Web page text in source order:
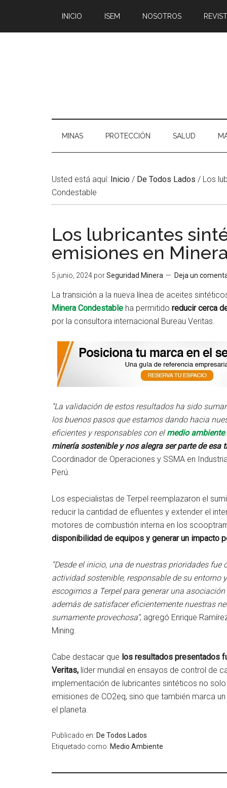
contenido
secondary
la
pie
INICIO ISEM NOSOTROS
MINAS PROTECCIÓN SALUD
Usted está aquí: Inicio / De Todos Lados / Los
Condestable
Los lubricantes
emisiones en
5 junio, 2024 porSeguridad Minera Deja un
La transición a la nueva línea de aceites
Minera Condestable ha permitido reducir cerca
por la consultora internacional Bureau Veritas.
“La validación de estos resultados ha sido
los buenos pasos que estamos dando hacia
eficientes y responsables con elmedio ambiente
minería sostenible y nos alegra ser parte de esa
Coordinador de Operaciones y SSMA en
Perú.
Los especialistas de Terpel reemplazaron el
reducir la cantidad de efluentes y extender el
motores de combustión interna en los
disponibilidad de equipos y generar un impacto
“Desde el inicio, una de nuestras prioridades
actividad sostenible, responsable de su entorno
escogimos a Terpel para generar una
además de satisfacer eficientemente nuestras
sumamente provechosa”, agregó Enrique
Mining.
Cabe destacar que los resultados presentados
Veritas, líder mundial en ensayos de control de
implementación de lubricantes sintéticos no
emisiones de CO2eq, sino que también marca
el planeta.
Publicado en: De Todos Lados
Etiquetado como: Medio Ambiente